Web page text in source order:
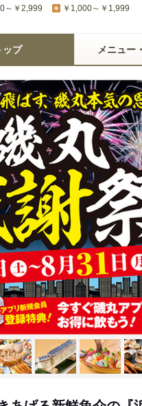
～￥2,999 ￥1,000～￥1,999
ップ メニュー